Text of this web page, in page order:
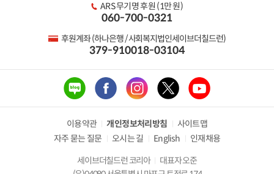
ARS 무기명 후원 (1만 원)
060-700-0321
후원계좌 (하나은행 / 사회복지법인세이브더칠드런)
379-910018-03104
이용약관 개인정보처리방침
사이트맵
자주 묻는 질문
오시는 길 English
인재채용
세이브더칠드런 코리아
대표자 오준